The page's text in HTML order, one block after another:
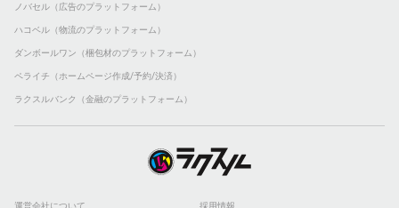
ノバセル（広告のプラットフォーム）
ハコベル（物流のプラットフォーム）
ダンボールワン（梱包材のプラットフォーム）
ペライチ（ホームページ作成/予約/決済）
ラクスルバンク（金融のプラットフォーム）
運営会社について 採用情報